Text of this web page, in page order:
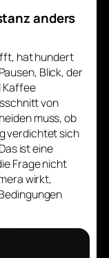
anders
hat hundert
Blick, der
Kaffee
von
muss, ob
verdichtet sich
ist eine
Frage nicht
wirkt,